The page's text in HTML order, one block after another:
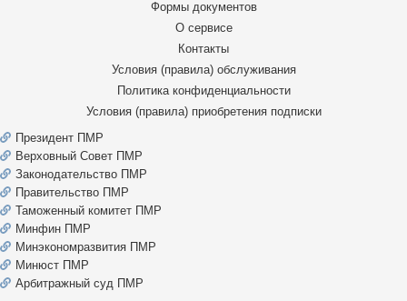
Формы документов
О сервисе
Контакты
Условия (правила) обслуживания
Политика конфиденциальности
Условия (правила) приобретения подписки
Президент ПМР
Верховный Совет ПМР
Законодательство ПМР
Правительство ПМР
Таможенный комитет ПМР
Минфин ПМР
Минэкономразвития ПМР
Минюст ПМР
Арбитражный суд ПМР